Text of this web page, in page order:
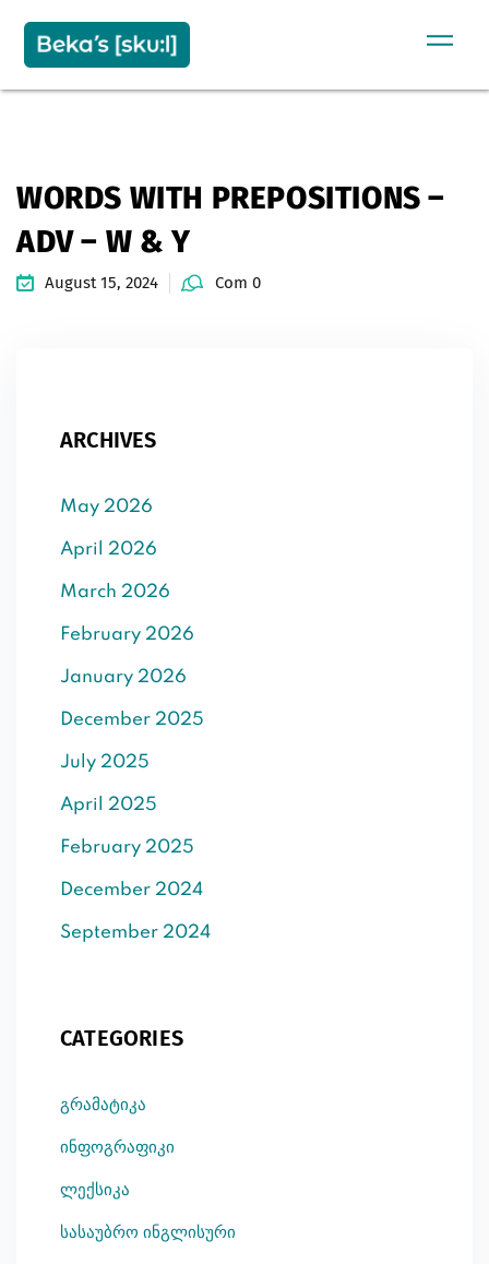
WORDS WITH PREPOSITIONS –
ADV – W & Y
August 15, 2024 Com 0
ARCHIVES
May 2026
April 2026
March 2026
February 2026
January 2026
December 2025
July 2025
April 2025
February 2025
December 2024
September 2024
CATEGORIES
გრამატიკა
ინფოგრაფიკი
ლექსიკა
სასაუბრო ინგლისური
Sign in
Already have an account?